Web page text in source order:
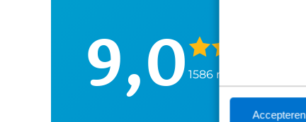
Accepteren
9,0 1586 reviews